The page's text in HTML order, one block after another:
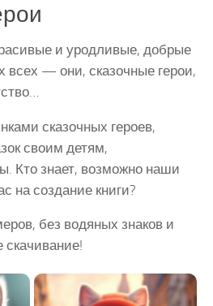
и уродливые, добрые
— они, сказочные герои,
сказочных героев,
своим детям,
Кто знает, возможно наши
на создание книги?
без водяных знаков и
скачивание!